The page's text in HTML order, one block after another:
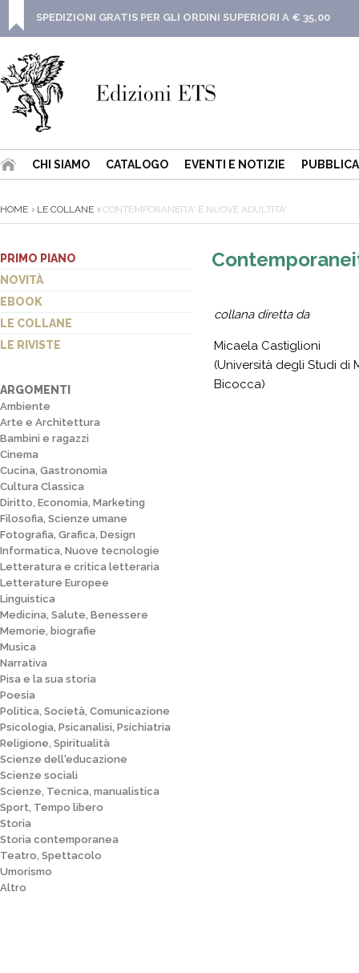
SPEDIZIONI GRATIS PER GLI ORDINI SUPERIORI A € 35,00
CHI SIAMO CATALOGO EVENTI E NOTIZIE
HOME LE COLLANE CONTEMPORANEITA' E NUOVE ADULTITA'
PRIMO PIANO
NOVITÀ
EBOOK
LE COLLANE
LE RIVISTE
ARGOMENTI
Ambiente
Arte e Architettura
Bambini e ragazzi
Cinema
Cucina, Gastronomia
Cultura Classica
Diritto, Economia, Marketing
Filosofia, Scienze umane
Fotografia, Grafica, Design
Informatica, Nuove tecnologie
Letteratura e critica letteraria
Letterature Europee
Linguistica
Medicina, Salute, Benessere
Memorie, biografie
Musica
Narrativa
Pisa e la sua storia
Poesia
Politica, Società, Comunicazione
Psicologia, Psicanalisi, Psichiatria
Religione, Spiritualità
Scienze dell'educazione
Scienze sociali
Scienze, Tecnica, manualistica
Sport, Tempo libero
Storia
Storia contemporanea
Teatro, Spettacolo
Umorismo
Altro
collana diretta da
Micaela Castiglioni
(Università degli Studi di
Bicocca)